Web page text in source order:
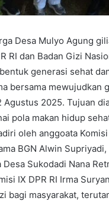
Desa Mulyo Agung
RI dan Badan Gizi
generasi sehat
bersama
Agustus 2025. Tujuan
pola makan hidup
oleh anggoata
BGN Alwin
Sukodadi ⁠Nana
IX DPR RI Irma
bagi masyarakat,